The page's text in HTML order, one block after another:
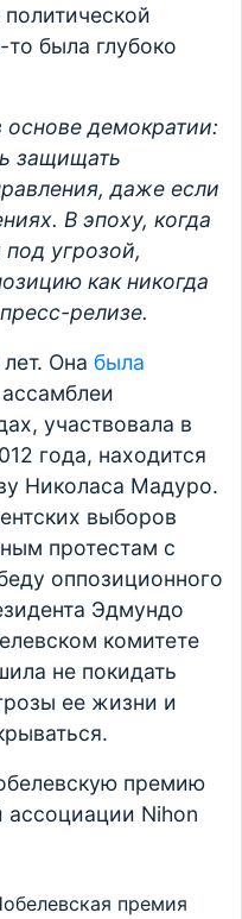
была глубоко
демократии:
защищать
даже если
В эпоху, когда
угрозой,
как никогда
релизе.
Она была
участвовала в
года, находится
Николаса Мадуро.
выборов
протестам с
оппозиционного
Эдмундо
комитете
не покидать
ее жизни и
премию
ассоциации Nihon
премия